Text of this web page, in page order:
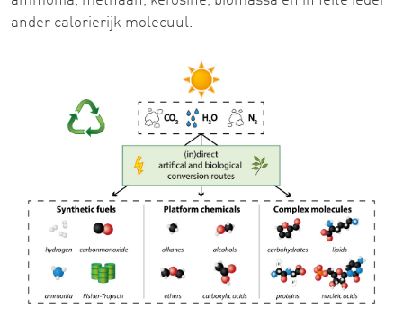
ander calorierijk molecuul.